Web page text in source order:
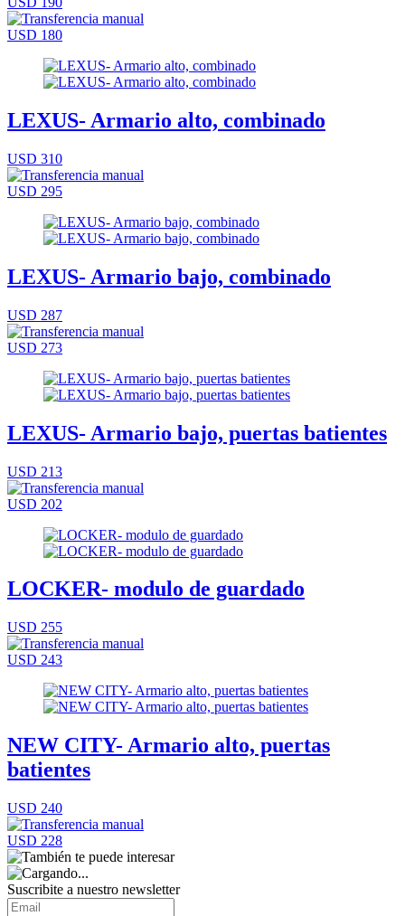
USD 180
LEXUS- Armario alto, combinado
USD 310
USD 295
LEXUS- Armario bajo, combinado
USD 287
USD 273
LEXUS- Armario bajo, puertas batientes
USD 213
USD 202
LOCKER- modulo de guardado
USD 255
USD 243
NEW CITY- Armario alto, puertas
batientes
USD 240
USD 228
Suscribite a nuestro newsletter